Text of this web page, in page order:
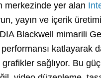
merkezinde yer alan
yayın ve içerik
Blackwell mimarili
katlayarak
sağlıyor. Bu